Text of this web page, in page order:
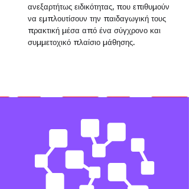
ανεξαρτήτως ειδικότητας, που επιθυμούν
να εμπλουτίσουν την παιδαγωγική τους
πρακτική μέσα από ένα σύγχρονο και
συμμετοχικό πλαίσιο μάθησης.